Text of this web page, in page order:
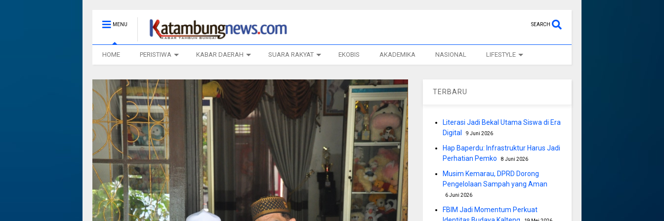
MENU SEARCH
HOME PERISTIWA KABAR DAERAH SUARA RAKYAT EKOBIS AKADEMIKA NASIONAL LIFESTYLE
TERBARU
Literasi Jadi Bekal Utama Siswa di Era
Digital
9 Juni 2026
Hap Baperdu: Infrastruktur Harus Jadi
Perhatian Pemko
8 Juni 2026
Musim Kemarau, DPRD Dorong
Pengelolaan Sampah yang Aman
6 Juni 2026
FBIM Jadi Momentum Perkuat